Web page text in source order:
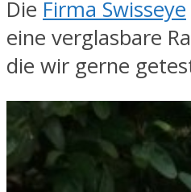
Die Firma Swisseye
eine verglasbare
die wir gerne